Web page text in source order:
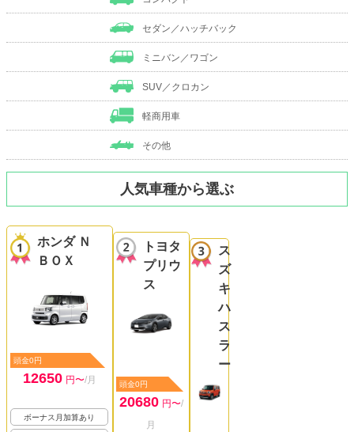
セダン／ハッチバック
ミニバン／ワゴン
SUV／クロカン
軽商用車
その他
人気車種から選ぶ
ホンダ Ｎ
ＢＯＸ
頭金0円
12650 円〜/月
ボーナス月加算あり
トヨタ
プリウ
ス
頭金0円
20680 円〜/
月
ス
ズ
キ
ハ
ス
ラ
ー